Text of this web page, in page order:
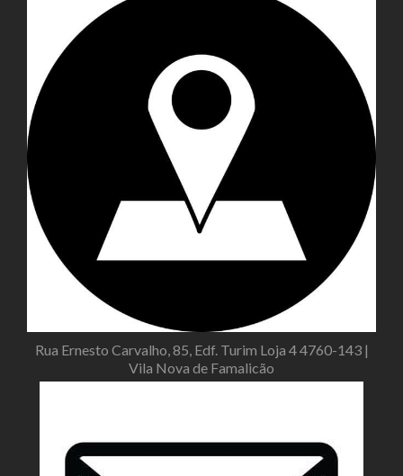
Rua Ernesto Carvalho, 85, Edf. Turim Loja 4 4760-143 |
Vila Nova de Famalicão